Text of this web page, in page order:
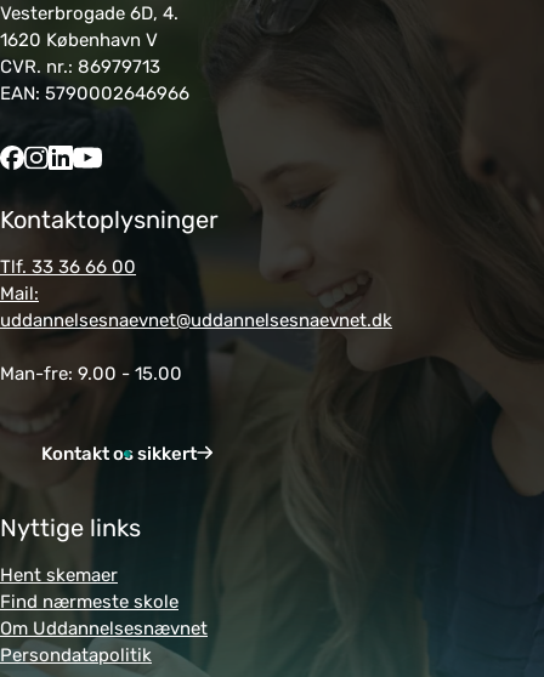
Vesterbrogade 6D, 4.
1620 København V
CVR. nr.: 86979713
EAN: 5790002646966
Kontaktoplysninger
Tlf. 33 36 66 00
Mail:
uddannelsesnaevnet@uddannelsesnaevnet.dk
Man-fre: 9.00 - 15.00
Kontakt os sikkert
Nyttige links
Hent skemaer
Find nærmeste skole
Om Uddannelsesnævnet
Persondatapolitik